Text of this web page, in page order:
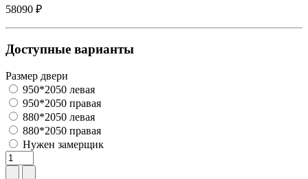
58090 ₽
Доступные варианты
Размер двери
950*2050 левая
950*2050 правая
880*2050 левая
880*2050 правая
Нужен замерщик